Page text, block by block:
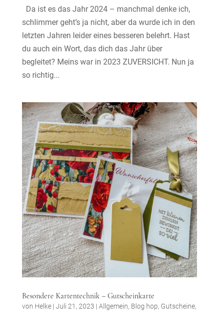
Da ist es das Jahr 2024 – manchmal denke ich,
schlimmer geht’s ja nicht, aber da wurde ich in den
letzten Jahren leider eines besseren belehrt. Hast
du auch ein Wort, das dich das Jahr über
begleitet? Meins war in 2023 ZUVERSICHT. Nun ja
so richtig...
Besondere Kartentechnik – Gutscheinkarte
von Helke| Juli 21, 2023 | Allgemein, Blog hop, Gutscheine,